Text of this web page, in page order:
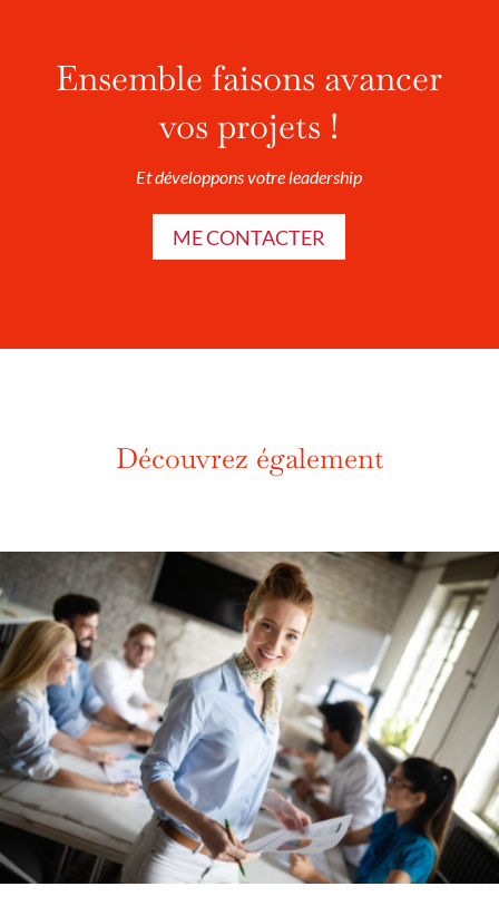
Ensemble faisons avancer
vos projets !
Et développons votre leadership
ME CONTACTER
Découvrez également